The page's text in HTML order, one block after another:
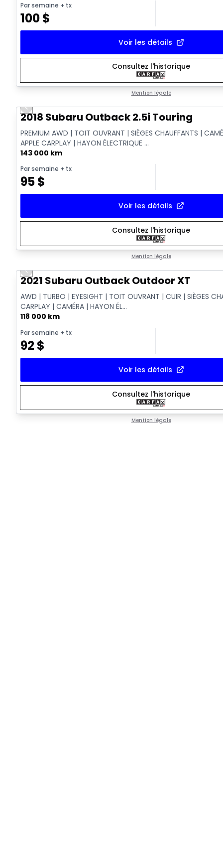
Par semaine + tx
100$
Voir les détails
Consultez l'historique
Mention légale
Previous slide
2018 Subaru Outback 2.5i Touring
PREMIUM AWD | TOIT OUVRANT | SIÈGES CHAUFFANTS |
APPLE CARPLAY | HAYON ÉLECTRIQUE ...
143 000 km
Par semaine + tx
95$
Voir les détails
Consultez l'historique
Mention légale
Vidéo disponible
Previous slide
2021 Subaru Outback Outdoor XT
AWD | TURBO | EYESIGHT | TOIT OUVRANT | CUIR | SIÈGES
CARPLAY | CAMÉRA | HAYON ÉL...
118 000 km
Par semaine + tx
92 $
Voir les détails
Consultez l'historique
Mention légale